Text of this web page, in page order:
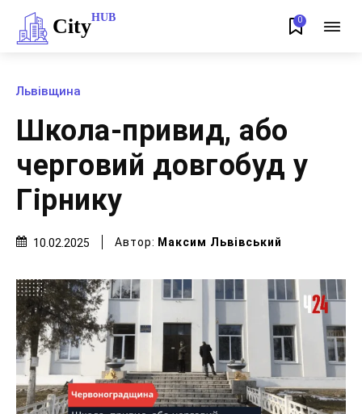
CityHUB 0
Львівщина
Школа-привид, або
черговий довгобуд у
Гірнику
10.02.2025 Автор: Максим Львівський